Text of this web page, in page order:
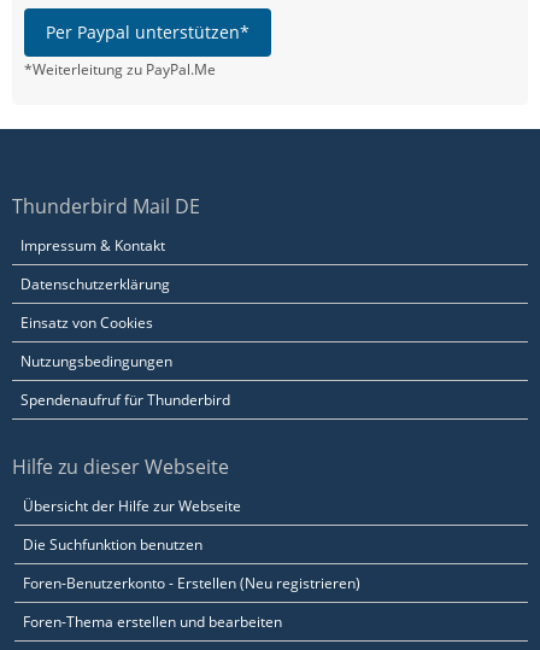
Per Paypal unterstützen*
*Weiterleitung zu PayPal.Me
Thunderbird Mail DE
Impressum & Kontakt
Datenschutzerklärung
Einsatz von Cookies
Nutzungsbedingungen
Spendenaufruf für Thunderbird
Hilfe zu dieser Webseite
Übersicht der Hilfe zur Webseite
Die Suchfunktion benutzen
Foren-Benutzerkonto - Erstellen (Neu registrieren)
Foren-Thema erstellen und bearbeiten